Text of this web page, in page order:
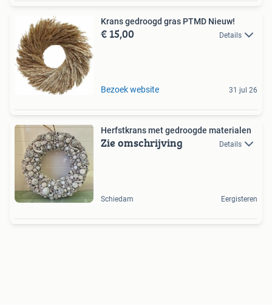
Krans gedroogd gras PTMD Nieuw!
€ 15,00 Details
Bezoek website 31 jul 26
Herfstkrans met gedroogde materialen
Zie omschrijving Details
Schiedam Eergisteren